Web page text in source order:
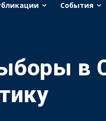
События
в